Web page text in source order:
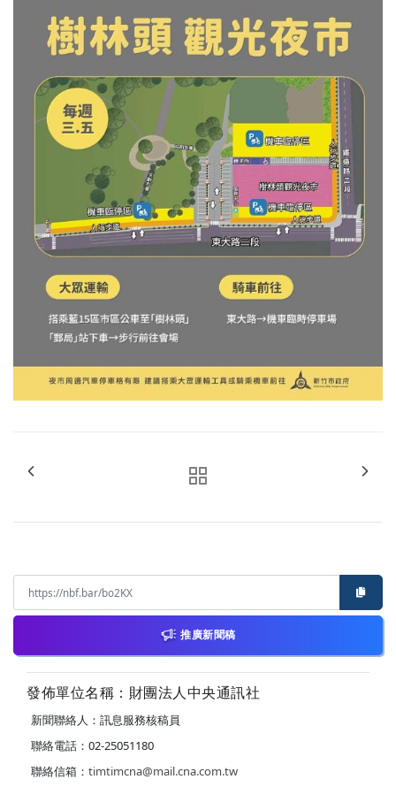
推廣新聞稿
發佈單位名稱：財團法人中央通訊社
新聞聯絡人：訊息服務核稿員
聯絡電話：02-25051180
聯絡信箱： timtimcna@mail.cna.com.tw